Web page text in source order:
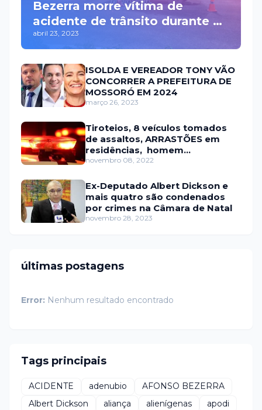
Bezerra morre vítima de
acidente de trânsito durante a
madrugada na BR 110 em
Mossoró
abril 23, 2023
ISOLDA E VEREADOR TONY VÃO
CONCORRER A PREFEITURA DE
MOSSORÓ EM 2024
março 26, 2023
Tiroteios, 8 veículos tomados
de assaltos, ARRASTÕES em
residências, homem
encontrado morto
novembro 08, 2022
Ex-Deputado Albert Dickson e
mais quatro são condenados
por crimes na Câmara de Natal
novembro 28, 2023
últimas postagens
Error: Nenhum resultado encontrado
Tags principais
ACIDENTE adenubio
AFONSO BEZERRA
Albert Dickson
aliança alienígenas
apodi